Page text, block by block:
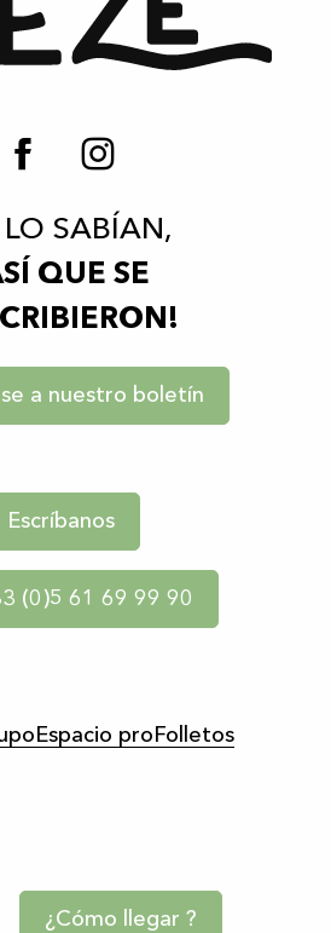
SABÍAN,
QUE SE
a nuestro boletín
Escríbanos
(0)5 61 69 99 90
Espacio pro Folletos
¿Cómo llegar ?